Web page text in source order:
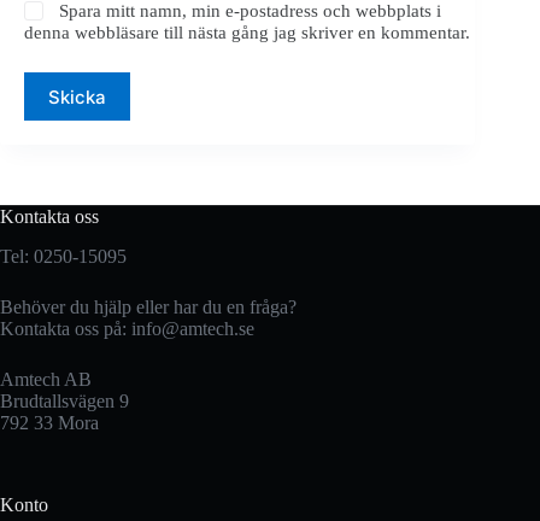
Spara mitt namn, min e-postadress och webbplats i
denna webbläsare till nästa gång jag skriver en kommentar.
Skicka
Kontakta oss
Tel: 0250-15095
Behöver du hjälp eller har du en fråga?
Kontakta oss på: info@amtech.se
Amtech AB
Brudtallsvägen 9
792 33 Mora
Konto